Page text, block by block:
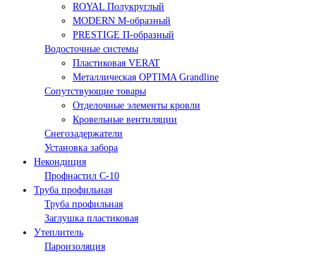
ROYAL Полукруглый
MODERN М-образный
PRESTIGE П-образный
Водосточные системы
Пластиковая VERAT
Металлическая OPTIMA Grandline
Сопутствующие товары
Отделочные элементы кровли
Кровельные вентиляции
Снегозадержатели
Установка забора
Некондиция
Профнастил С-10
Труба профильная
Труба профильная
Заглушка пластиковая
Утеплитель
Пароизоляция